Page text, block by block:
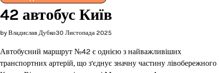
42 автобус Київ
by Владислав Дубко30 Листопада 2025
Автобусний маршрут №42 є однією з найважливіших
транспортних артерій, що з’єднує значну частину лівобережного